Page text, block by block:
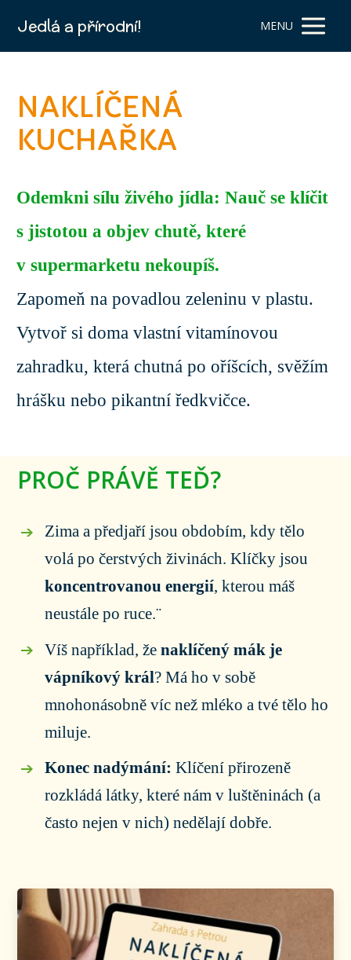
Jedlá a přírodní! MENU
NAKLÍČENÁ
KUCHAŘKA
Odemkni sílu živého jídla: Nauč se klíčit
s jistotou a objev chutě, které
v supermarketu nekoupíš.
Zapomeň na povadlou zeleninu v plastu.
Vytvoř si doma vlastní vitamínovou
zahradku, která chutná po oříšcích, svěžím
hrášku nebo pikantní ředkvičce.
PROČ PRÁVĚ TEĎ?
Zima a předjaří jsou obdobím, kdy tělo
volá po čerstvých živinách. Klíčky jsou
koncentrovanou energií, kterou máš
neustále po ruce.¨
Víš například, ženaklíčený mák je
vápníkový král? Má ho v sobě
mnohonásobně víc než mléko a tvé tělo ho
miluje.
Konec nadýmání: Klíčení přirozeně
rozkládá látky, které nám v luštěninách (a
často nejen v nich) nedělají dobře.